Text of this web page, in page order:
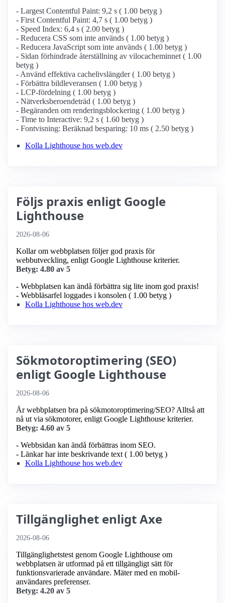
- Largest Contentful Paint: 9,2 s ( 1.00 betyg )
- First Contentful Paint: 4,7 s ( 1.00 betyg )
- Speed Index: 6,4 s ( 2.00 betyg )
- Reducera CSS som inte används ( 1.00 betyg )
- Reducera JavaScript som inte används ( 1.00 betyg )
- Sidan förhindrade återställning av vilocacheminnet ( 1.00
betyg )
- Använd effektiva cachelivslängder ( 1.00 betyg )
- Förbättra bildleveransen ( 1.00 betyg )
- LCP-fördelning ( 1.00 betyg )
- Nätverksberoendeträd ( 1.00 betyg )
- Begäranden om renderingsblockering ( 1.00 betyg )
- Time to Interactive: 9,2 s ( 1.60 betyg )
- Fontvisning: Beräknad besparing: 10 ms ( 2.50 betyg )
Kolla Lighthouse hos web.dev
Följs praxis enligt Google
Lighthouse
2026-08-06
Kollar om webbplatsen följer god praxis för
webbutveckling, enligt Google Lighthouse kriterier.
Betyg: 4.80 av 5
- Webbplatsen kan ändå förbättra sig lite inom god praxis!
- Webbläsarfel loggades i konsolen ( 1.00 betyg )
Kolla Lighthouse hos web.dev
Sökmotoroptimering (SEO)
enligt Google Lighthouse
2026-08-06
Är webbplatsen bra på sökmotoroptimering/SEO? Alltså att
nå ut via sökmotorer, enligt Google Lighthouse kriterier.
Betyg: 4.60 av 5
- Webbsidan kan ändå förbättras inom SEO.
- Länkar har inte beskrivande text ( 1.00 betyg )
Kolla Lighthouse hos web.dev
Tillgänglighet enligt Axe
2026-08-06
Tillgänglighetstest genom Google Lighthouse om
webbplatsen är utformad på ett tillgängligt sätt för
funktionsvarierade användare. Mäter med en mobil­
användares preferenser.
Betyg: 4.20 av 5